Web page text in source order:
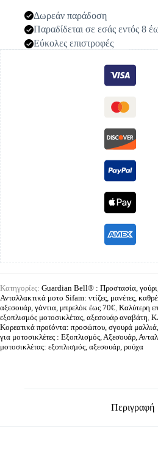
Δωρεάν παράδοση
Παραδίδεται σε εσάς εντός 8
Εύκολες επιστροφές
Κατηγορίες: Guardian Bell® : Προστασία,
Ανταλλακτικά μοτο Sifam: ντίζες, μανέτες,
αξεσουάρ, γάντια, μπρελόκ έως 70€, Καλύτερη
εξοπλισμός μοτοσικλέτας, αξεσουάρ αναβάτη,
Κορεατικά προϊόντα: προσώπου, σγουρά
για μοτοσικλέτες : Εξοπλισμός, Αξεσουάρ,
μοτοσικλέτας: εξοπλισμός, αξεσουάρ, ρούχα
Περιγραφή